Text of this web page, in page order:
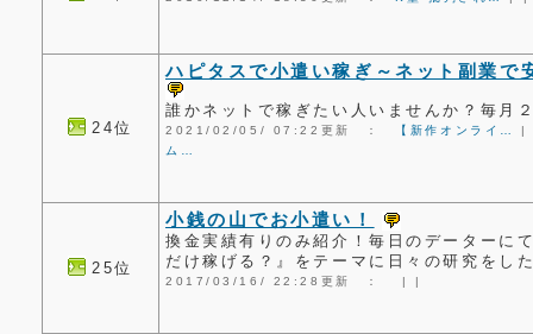
24位
ハピタスで小遣い稼ぎ～ネット副業で
誰かネットで稼ぎたい人いませんか？毎月
2021/02/05/ 07:22更新 ： 【新作オンライ…
ム…
25位
小銭の山でお小遣い！
換金実績有りのみ紹介！毎日のデーターに
だけ稼げる？』をテーマに日々の研究をし
2017/03/16/ 22:28更新 ： | |